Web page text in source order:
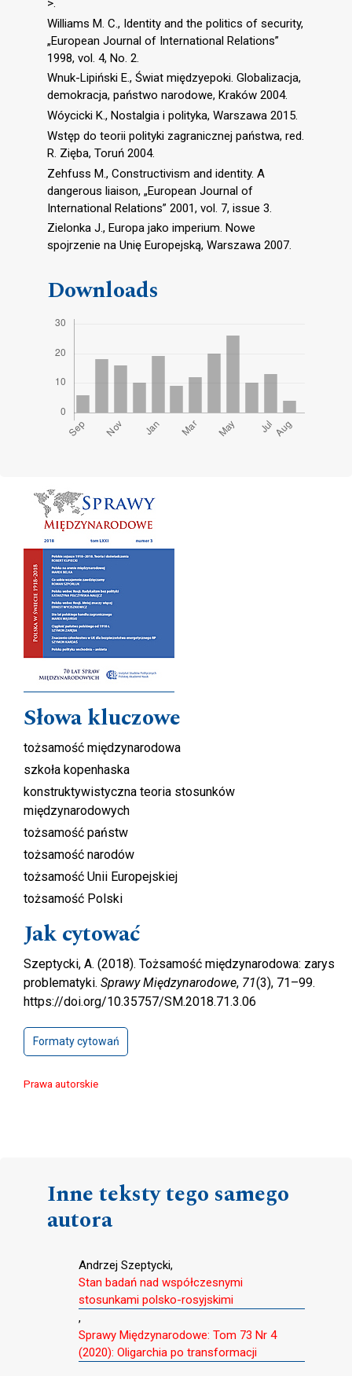
>.
Williams M. C., Identity and the politics of security,
„European Journal of International Relations”
1998, vol. 4, No. 2.
Wnuk-Lipiński E., Świat międzyepoki. Globalizacja,
demokracja, państwo narodowe, Kraków 2004.
Wóycicki K., Nostalgia i polityka, Warszawa 2015.
Wstęp do teorii polityki zagranicznej państwa, red.
R. Zięba, Toruń 2004.
Zehfuss M., Constructivism and identity. A
dangerous liaison, „European Journal of
International Relations” 2001, vol. 7, issue 3.
Zielonka J., Europa jako imperium. Nowe
spojrzenie na Unię Europejską, Warszawa 2007.
Downloads
Cover image
Słowa kluczowe
tożsamość międzynarodowa
szkoła kopenhaska
konstruktywistyczna teoria stosunków
międzynarodowych
tożsamość państw
tożsamość narodów
tożsamość Unii Europejskiej
tożsamość Polski
Jak cytować
Szeptycki, A. (2018). Tożsamość międzynarodowa: zarys
problematyki. Sprawy Międzynarodowe, 71(3), 71–99.
https://doi.org/10.35757/SM.2018.71.3.06
Formaty cytowań
Prawa autorskie
Inne teksty tego samego
autora
Andrzej Szeptycki,
Stan badań nad współczesnymi
stosunkami polsko-rosyjskimi
,
Sprawy Międzynarodowe: Tom 73 Nr 4
(2020): Oligarchia po transformacji